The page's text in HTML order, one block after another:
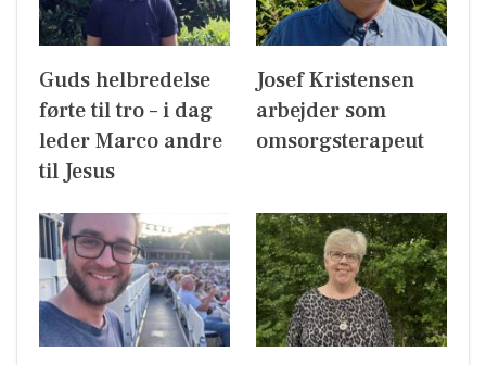
Guds helbredelse
førte til tro – i dag
leder Marco andre
til Jesus
Josef Kristensen
arbejder som
omsorgsterapeut